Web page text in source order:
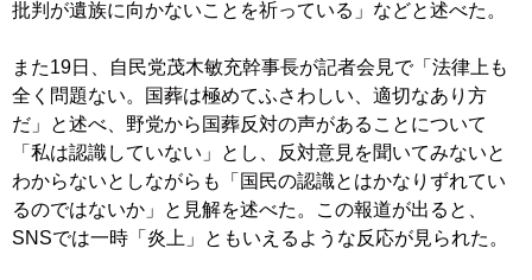
批判が遺族に向かないことを祈っている」などと述べた。
また19日、自民党茂木敏充幹事長が記者会見で「法律上も
全く問題ない。国葬は極めてふさわしい、適切なあり方
だ」と述べ、野党から国葬反対の声があることについて
「私は認識していない」とし、反対意見を聞いてみないと
わからないとしながらも「国民の認識とはかなりずれてい
るのではないか」と見解を述べた。この報道が出ると、
SNSでは一時「炎上」ともいえるような反応が見られた。